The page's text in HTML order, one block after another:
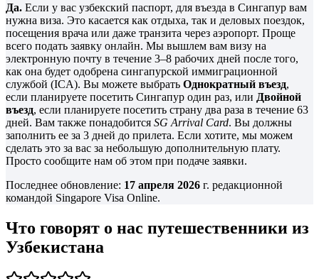
Да. Если у вас узбекский паспорт, для въезда в Сингапур вам
нужна виза. Это касается как отдыха, так и деловых поездок,
посещения врача или даже транзита через аэропорт. Проще
всего подать заявку онлайн. Мы вышлем вам визу на
электронную почту в течение 3–8 рабочих дней после того,
как она будет одобрена сингапурской иммиграционной
службой (ICA). Вы можете выбрать Однократный въезд,
если планируете посетить Сингапур один раз, или Двойной
въезд, если планируете посетить страну два раза в течение 63
дней. Вам также понадобится SG Arrival Card. Вы должны
заполнить ее за 3 дней до прилета. Если хотите, мы можем
сделать это за вас за небольшую дополнительную плату.
Просто сообщите нам об этом при подаче заявки.
Последнее обновление: 17 апреля 2026 г. редакционной
командой Singapore Visa Online.
Что говорят о нас путешественники из
Узбекистана